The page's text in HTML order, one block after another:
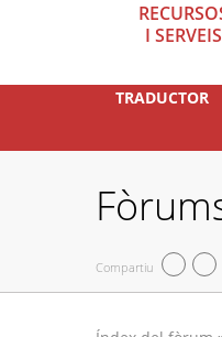
I SERVEIS
TRADUCTOR
Compartiu